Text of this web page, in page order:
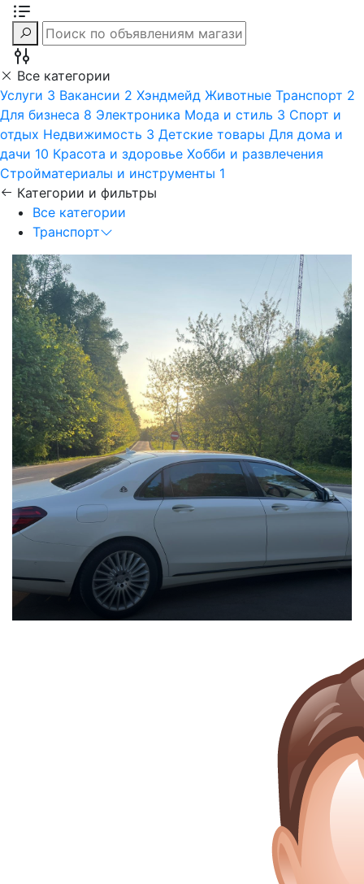
Все категории
Услуги 3 Вакансии 2 Хэндмейд Животные Транспорт 2
Для бизнеса 8 Электроника Мода и стиль 3 Спорт и
отдых Недвижимость 3 Детские товары Для дома и
дачи 10 Красота и здоровье Хобби и развлечения
Стройматериалы и инструменты 1
Категории и фильтры
Все категории
Транспорт